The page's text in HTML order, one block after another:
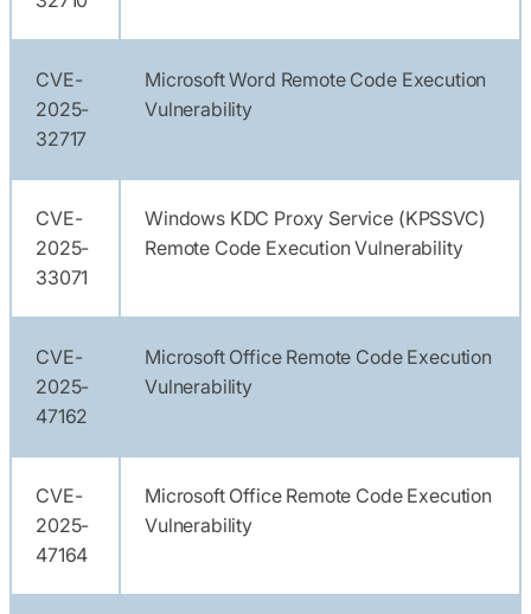
CVE-
2025-
32717
Microsoft Word Remote Code Execution
Vulnerability
CVE-
2025-
33071
Windows KDC Proxy Service (KPSSVC)
Remote Code Execution Vulnerability
CVE-
2025-
47162
Microsoft Office Remote Code Execution
Vulnerability
CVE-
2025-
47164
Microsoft Office Remote Code Execution
Vulnerability